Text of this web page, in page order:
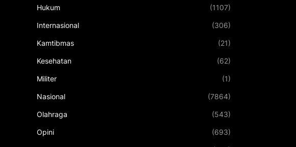
Hukum (1107)
Internasional (306)
Kamtibmas (21)
Kesehatan (62)
Militer (1)
Nasional (7864)
Olahraga (543)
Opini (693)